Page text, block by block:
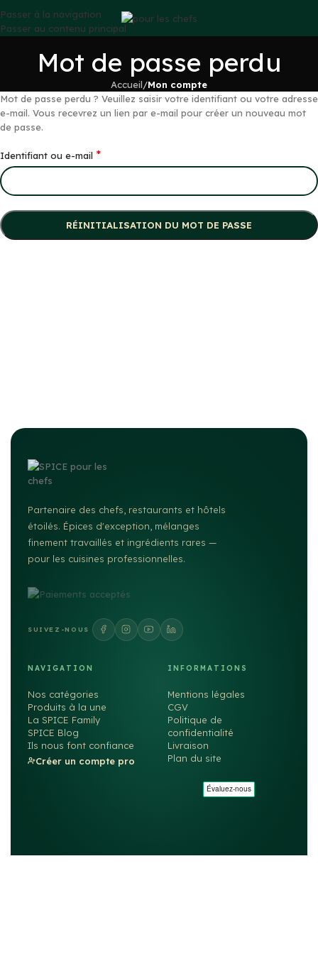
Passer à la navigation
Passer au contenu principal
Mot de passe perdu
Accueil/Mon compte
Mot de passe perdu ? Veuillez saisir votre identifiant ou votre adresse
e-mail. Vous recevrez un lien par e-mail pour créer un nouveau mot
de passe.
Identifiant ou e-mail *
RÉINITIALISATION DU MOT DE PASSE
Partenaire des chefs, restaurants et hôtels
étoilés. Épices d'exception, mélanges
finement travaillés et ingrédients rares —
pour les cuisines professionnelles.
SUIVEZ-NOUS
NAVIGATION
Nos catégories
Produits à la une
La SPICE Family
SPICE Blog
Ils nous font confiance
Créer un compte pro
INFORMATIONS
Mentions légales
CGV
Politique de
confidentialité
Livraison
Plan du site